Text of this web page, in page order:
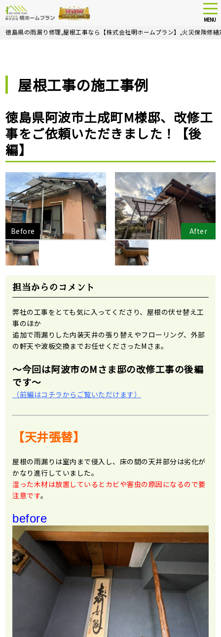
Skip
MENU
徳島県の雨漏り修理,屋根工事なら【株式会社明ホームプラン】,火災保険修繕
屋根工事の施工事例
徳島県阿波市土成町M様邸、改修工
事をご依頼いただきました！【後
編】
Before After
担当からのコメント
弊社の工事をとても気に入ってくださり、屋根の伏せ替え工
事のほか
追加で雨漏りした内装天井の張り替えやフローリング、外部
の軒天や波板交換までお任せくださったMさま。
～今回は阿波市のMさま邸の改修工事の後編
です～
（前編はコチラからご覧いただけます）
【天井張替】
屋根の雨漏りは室内まで侵入し、床の間の天井部分は劣化が
かなり進行していました。
湿った木材は放置しているとカビや害虫の原因になるので要
注意です。
before